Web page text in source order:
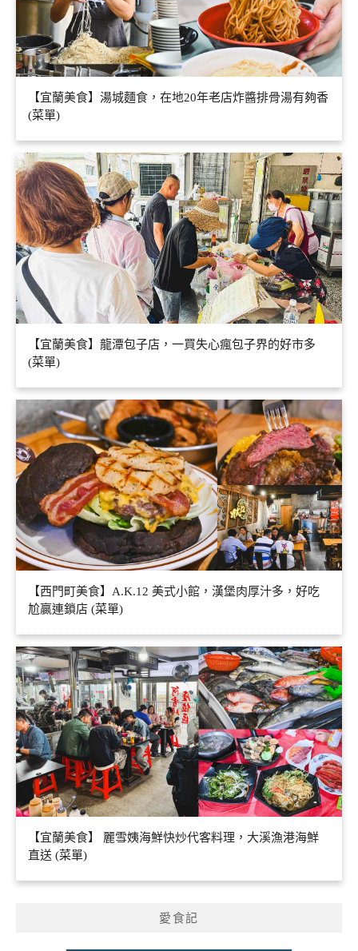
【宜蘭美食】湯城麵食，在地20年老店炸醬排骨湯有夠香
(菜單)
【宜蘭美食】龍潭包子店，一買失心瘋包子界的好市多
(菜單)
【西門町美食】A.K.12 美式小館，漢堡肉厚汁多，好吃
尬贏連鎖店 (菜單)
【宜蘭美食】 麗雪姨海鮮快炒代客料理，大溪漁港海鮮
直送 (菜單)
愛食記